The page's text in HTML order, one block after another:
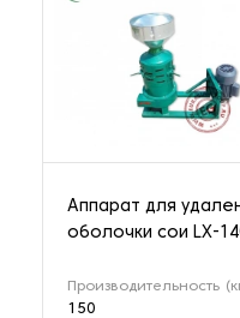
Аппарат для
оболочки сои LX-
Производительность
150